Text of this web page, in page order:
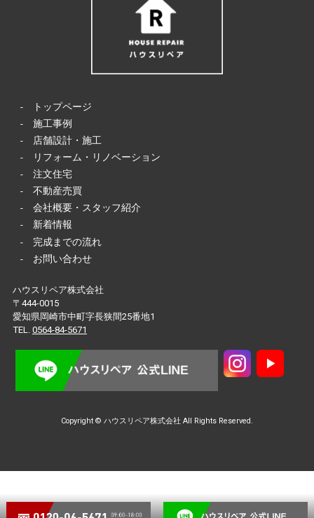
-
トップページ
-施工事例
-
店舗設計・施工
-
リフォーム・リノベーション
-注文住宅
-不動産売買
-会社概要・スタッフ紹介
- 新着情報
- 完成までの流れ
- お問い合わせ
ハウスリペア株式会社
〒444-0015
愛知県岡崎市中町字長狭間25番地1
TEL. 0564-84-5671
Copyright © ハウスリペア株式会社 All Rights Reserved.